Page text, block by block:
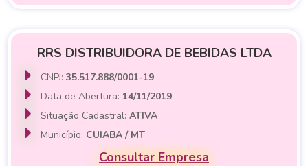
RRS DISTRIBUIDORA DE BEBIDAS LTDA
CNPJ:35.517.888/0001-19
Data de Abertura: 14/11/2019
Situação Cadastral:ATIVA
Município: CUIABA / MT
Consultar Empresa